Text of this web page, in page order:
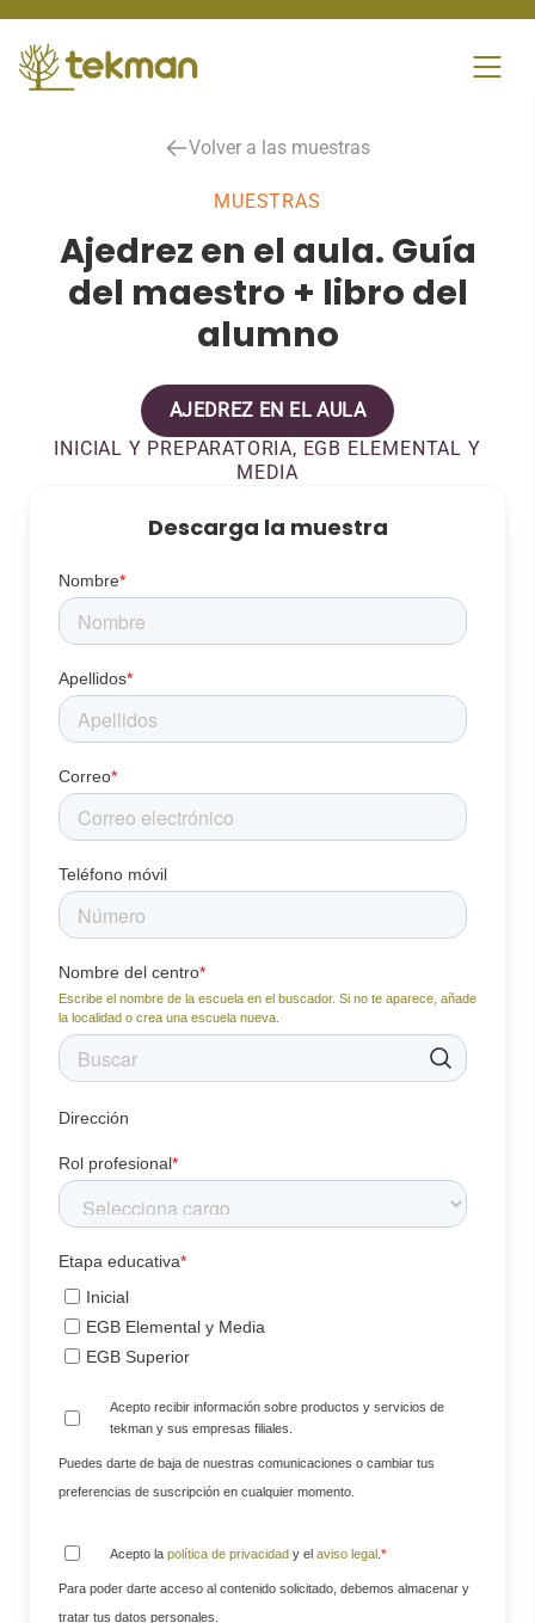
content
Volver a las muestras
MUESTRAS
Ajedrez en el aula. Guía
del maestro + libro del
alumno
AJEDREZ EN EL AULA
INICIAL Y PREPARATORIA, EGB ELEMENTAL Y
MEDIA
Descarga la muestra
Nombre*
Apellidos*
Correo*
Teléfono móvil
Nombre del centro*
Escribe el nombre de la escuela en el buscador. Si no te aparece, añade
la localidad o crea una escuela nueva.
Dirección
Rol profesional*
Etapa educativa*
Inicial
EGB Elemental y Media
EGB Superior
Acepto recibir información sobre productos y servicios de
tekman y sus empresas filiales.
Puedes darte de baja de nuestras comunicaciones o cambiar tus
preferencias de suscripción en cualquier momento.
Acepto la política de privacidad y el aviso legal *
Para poder darte acceso al contenido solicitado, debemos almacenar y
tratar tus datos personales.